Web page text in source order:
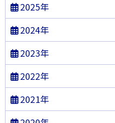
2025年
2024年
2023年
2022年
2021年